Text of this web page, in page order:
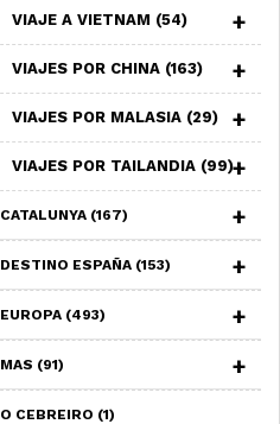
VIAJE A VIETNAM (54)
VIAJES POR CHINA (163)
VIAJES POR MALASIA (29)
VIAJES POR TAILANDIA (99)
CATALUNYA (167)
DESTINO ESPAÑA (153)
EUROPA (493)
MAS (91)
O CEBREIRO (1)